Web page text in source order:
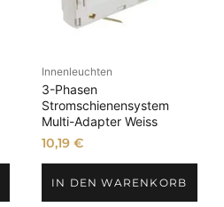
Innenleuchten
3-Phasen
Stromschienensystem
Multi-Adapter Weiss
10,19 €
IN DEN WARENKORB